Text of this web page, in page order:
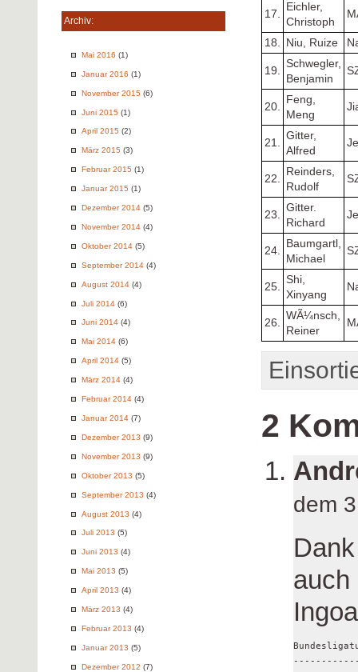
Archiv:
Mai 2016 (1)
Januar 2016 (1)
November 2015 (6)
Juni 2015 (1)
April 2015 (2)
März 2015 (3)
Februar 2015 (1)
Januar 2015 (1)
Dezember 2014 (5)
November 2014 (4)
Oktober 2014 (5)
September 2014 (4)
August 2014 (4)
Juli 2014 (6)
Juni 2014 (4)
Mai 2014 (6)
April 2014 (5)
März 2014 (4)
Februar 2014 (4)
Januar 2014 (7)
Dezember 2013 (9)
November 2013 (9)
Oktober 2013 (5)
September 2013 (4)
August 2013 (4)
Juli 2013 (5)
Juni 2013 (4)
Mai 2013 (5)
April 2013 (4)
März 2013 (4)
Februar 2013 (4)
Januar 2013 (5)
Dezember 2012 (7)
17.
Eichler,
Christoph
18. Niu, Ruize
19.
Schwegler,
Benjamin
20.
Feng,
Meng
21.
Gitter,
Alfred
22.
Reinders,
Rudolf
23.
Gitter.
Richard
24.
Baumgartl,
Michael
25.
Shi,
Xinyang
26.
WÃ¼nsch,
Reiner
2
dem
auch